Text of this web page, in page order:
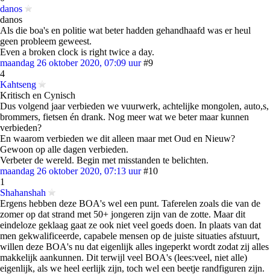
danos
danos
Als die boa's en politie wat beter hadden gehandhaafd was er heul
geen probleem geweest.
Even a broken clock is right twice a day.
maandag 26 oktober 2020, 07:09 uur #9
4
Kahtseng
Kritisch en Cynisch
Dus volgend jaar verbieden we vuurwerk, achtelijke mongolen, auto,s,
brommers, fietsen én drank. Nog meer wat we beter maar kunnen
verbieden?
En waarom verbieden we dit alleen maar met Oud en Nieuw?
Gewoon op alle dagen verbieden.
Verbeter de wereld. Begin met misstanden te belichten.
maandag 26 oktober 2020, 07:13 uur #10
1
Shahanshah
Ergens hebben deze BOA's wel een punt. Taferelen zoals die van de
zomer op dat strand met 50+ jongeren zijn van de zotte. Maar dit
eindeloze geklaag gaat ze ook niet veel goeds doen. In plaats van dat
men gekwalificeerde, capabele mensen op de juiste situaties afstuurt,
willen deze BOA's nu dat eigenlijk alles ingeperkt wordt zodat zij alles
makkelijk aankunnen. Dit terwijl veel BOA's (lees:veel, niet alle)
eigenlijk, als we heel eerlijk zijn, toch wel een beetje randfiguren zijn.